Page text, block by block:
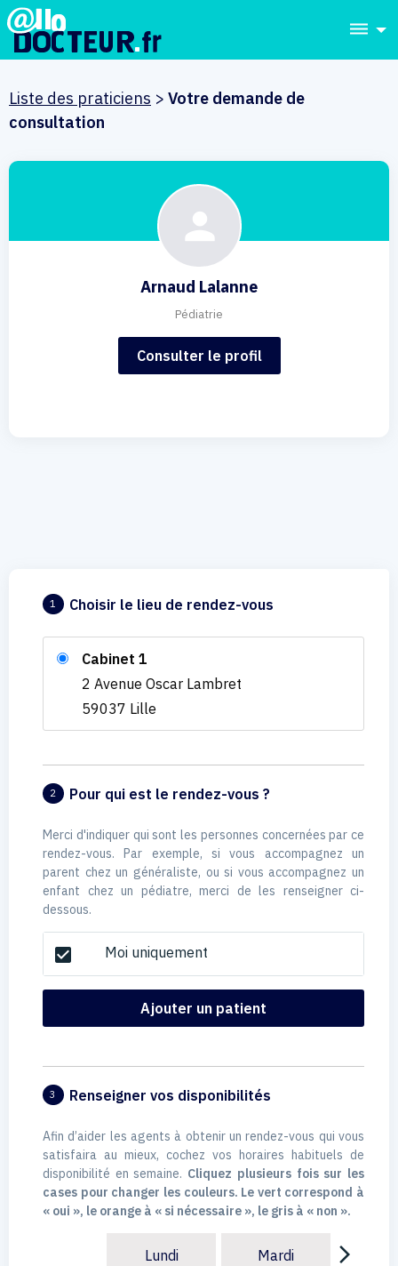
dehaze
Liste des praticiens > Votre demande de
consultation
Arnaud Lalanne
Pédiatrie
Consulter le profil
1 Choisir le lieu de rendez-vous
Cabinet 1
2 Avenue Oscar Lambret
59037 Lille
2 Pour qui est le rendez-vous ?
Merci d'indiquer qui sont les personnes concernées par ce
rendez-vous. Par exemple, si vous accompagnez un
parent chez un généraliste, ou si vous accompagnez un
enfant chez un pédiatre, merci de les renseigner ci-
dessous.
check_box Moi uniquement
Ajouter un patient
3 Renseigner vos disponibilités
Afin d’aider les agents à obtenir un rendez-vous qui vous
satisfaira au mieux, cochez vos horaires habituels de
disponibilité en semaine. Cliquez plusieurs fois sur les
cases pour changer les couleurs. Le vert correspond à
« oui », le orange à « si nécessaire », le gris à « non ».
Lundi Mardi arrow_forward_ios